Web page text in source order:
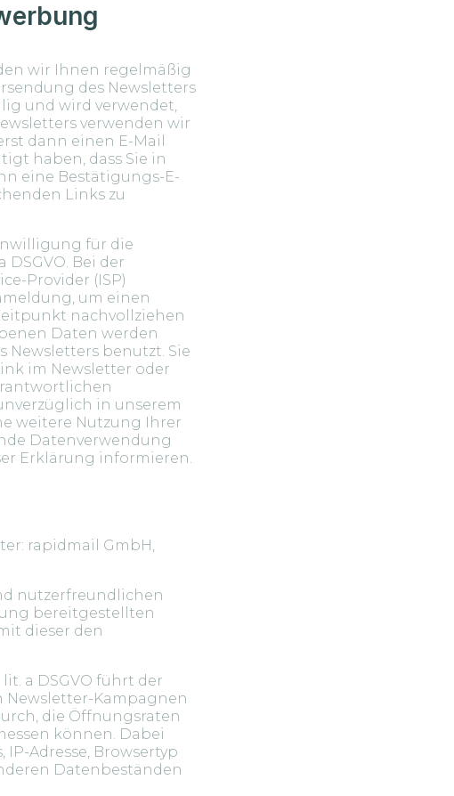
wir Ihnen regelmäßig
des Newsletters
und wird verwendet,
verwenden wir
dann einen E-Mail
haben, dass Sie in
eine Bestätigungs-E-
Links zu
für die
Bei der
Provider (ISP)
um einen
nachvollziehen
Daten werden
Newsletters benutzt. Sie
im Newsletter oder
in unserem
weitere Nutzung Ihrer
Datenverwendung
Erklärung informieren.
rapidmail GmbH,
nutzerfreundlichen
bereitgestellten
dieser den
a DSGVO führt der
Newsletter-Kampagnen
die Öffnungsraten
können. Dabei
Adresse, Browsertyp
Datenbeständen